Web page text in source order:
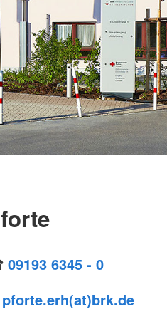
09193 6345 - 0
pforte.erh(at)brk.de